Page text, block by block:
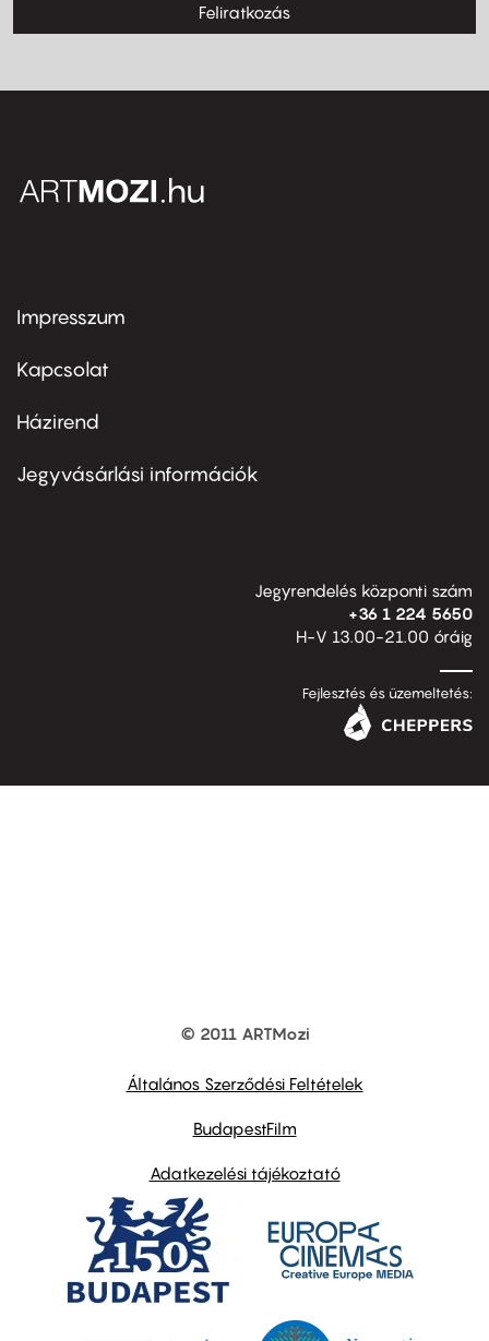
Feliratkozás
Footer
first
Impresszum
Kapcsolat
Footer
second
Házirend
Jegyvásárlási információk
Jegyrendelés központi szám
+36 1 224 5650
H-V 13.00-21.00 óráig
Fejlesztés és üzemeltetés:
© 2011 ARTMozi
Általános Szerződési Feltételek
BudapestFilm
Adatkezelési tájékoztató